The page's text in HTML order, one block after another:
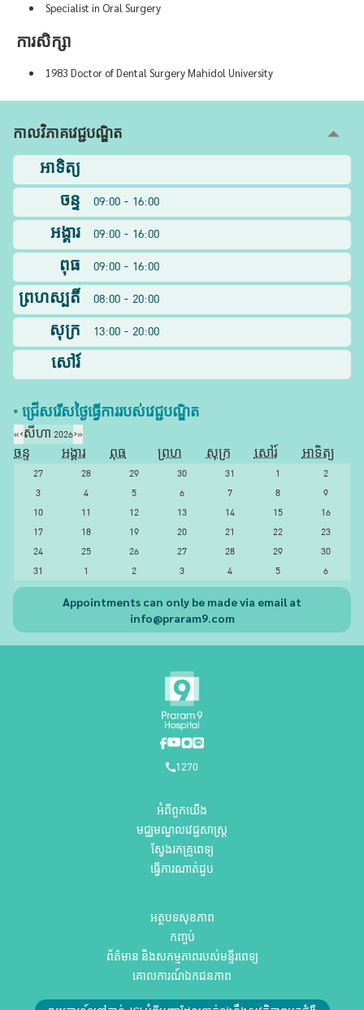
Specialist in Oral Surgery
ការសិក្សា
1983 Doctor of Dental Surgery Mahidol University
កាលវិភាគវេជ្ជបណ្ឌិត
អាទិត្យ
ចន្ទ
09:00 - 16:00
អង្គារ
09:00 - 16:00
ពុធ
09:00 - 16:00
ព្រហស្បតិ៍
08:00 - 20:00
សុក្រ
13:00 - 20:00
សៅរ៍
* ជ្រើសរើស​ថ្ងៃ​ធ្វើការ​របស់​វេជ្ជបណ្ឌិត​
«‹សីហា 2026›»
ចន្ទ
អង្គារ ពុធ ព្រហ សុក្រ សៅរ៍
អាទិត្យ
27
28 29 30 31 1
2
3
4 5 6 7 8
9
10
11 12 13 14 15
16
17
18 19 20 21 22
23
24
25 26 27 28 29
30
31
1 2 3 4 5 6
Appointments can only be made via email at
info@praram9.com
1270
អំពីពួកយើង
មជ្ឈមណ្ឌលវេជ្ជសាស្ត្រ
ស្វែងរកគ្រូពេទ្យ
ធ្វើការណាត់ជួប
អត្ថបទសុខភាព
កញ្ចប់
ព័ត៌មាន និងសកម្មភាពរបស់មន្ទីរពេទ្យ
គោលការណ៍ឯកជនភាព